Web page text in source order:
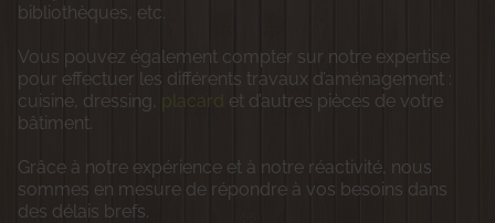
bibliothèques, etc.
Vous pouvez également compter sur notre expertise
pour effectuer les différents travaux d’aménagement :
cuisine, dressing, placard et d’autres pièces de votre
bâtiment.
Grâce à notre expérience et à notre réactivité, nous
sommes en mesure de répondre à vos besoins dans
des délais brefs.